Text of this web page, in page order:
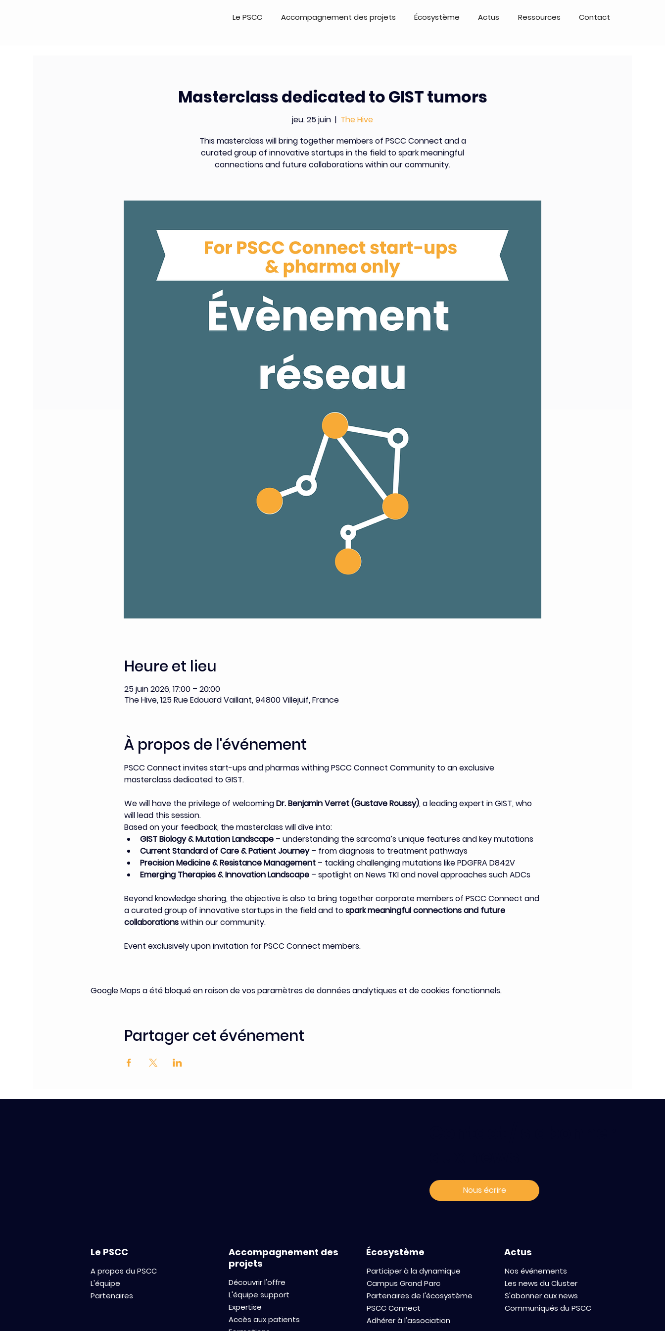
Le PSCC Accompagnement des projets Écosystème Actus Ressources Contact
Masterclass dedicated to GIST tumors
jeu. 25 juin
  |
The Hive
This masterclass will bring together members of PSCC Connect and a
curated group of innovative startups in the field to spark meaningful
connections and future collaborations within our community.
Heure et lieu
25 juin 2026, 17:00 – 20:00
The Hive, 125 Rue Edouard Vaillant, 94800 Villejuif, France
À propos de l'événement
PSCC Connect invites start-ups and pharmas withing PSCC Connect Community to an exclusive
masterclass dedicated to GIST.
We will have the privilege of welcoming Dr. Benjamin Verret (Gustave Roussy), a leading expert in GIST, who
will lead this session.
Based on your feedback, the masterclass will dive into:
GIST Biology & Mutation Landscape – understanding the sarcoma’s unique features and key mutations
Current Standard of Care & Patient Journey – from diagnosis to treatment pathways
Precision Medicine & Resistance Management – tackling challenging mutations like PDGFRA D842V
Emerging Therapies & Innovation Landscape – spotlight on News TKI and novel approaches such ADCs
Beyond knowledge sharing, the objective is also to bring together corporate members of PSCC Connect and
a curated group of innovative startups in the field and to spark meaningful connections and future
collaborations within our community.
Event exclusively upon invitation for PSCC Connect members.
Google Maps a été bloqué en raison de vos paramètres de données analytiques et de cookies fonctionnels.
Partager cet événement
Nous écrire
Le PSCC
A propos du PSCC
L'équipe
Partenaires
Accompagnement des
projets
Découvrir l'offre
L'équipe support
Expertise
Accès aux patients
Écosystème
Participer à la dynamique
Campus Grand Parc
Partenaires de l'écosystème
PSCC Connect
Adhérer à l'association
Actus
Nos événements
Les news du Cluster
S'abonner aux news
Communiqués du PSCC